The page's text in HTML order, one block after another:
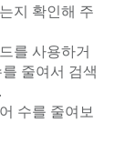
지 확인해 주
를 사용하거
줄여서 검색
수를 줄여보